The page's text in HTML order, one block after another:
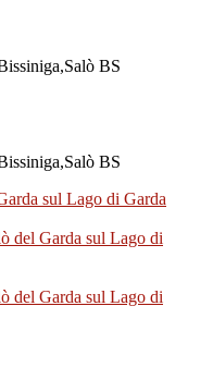
BS
BS